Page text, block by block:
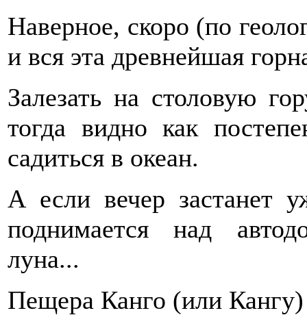
Наверное, скоро (по
и вся эта древнейшая
Залезать на столовую
тогда видно как
садиться в океан.
А если вечер застанет
поднимается над
луна...
Пещера Канго (или Кангу)